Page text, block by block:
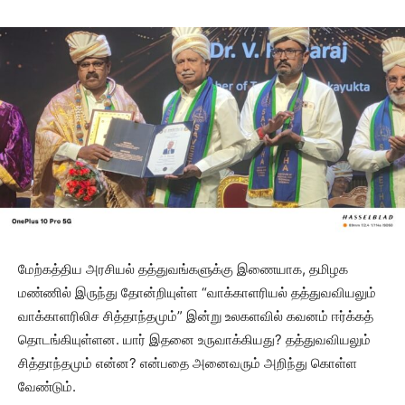
மேற்கத்திய அரசியல் தத்துவங்களுக்கு இணையாக, தமிழக
மண்ணில் இருந்து தோன்றியுள்ள “வாக்காளரியல் தத்துவவியலும்
வாக்காளரிலிச சித்தாந்தமும்” இன்று உலகளவில் கவனம் ஈர்க்கத்
தொடங்கியுள்ளன. யார் இதனை உருவாக்கியது? தத்துவவியலும்
சித்தாந்தமும் என்ன? என்பதை அனைவரும் அறிந்து கொள்ள
வேண்டும்.